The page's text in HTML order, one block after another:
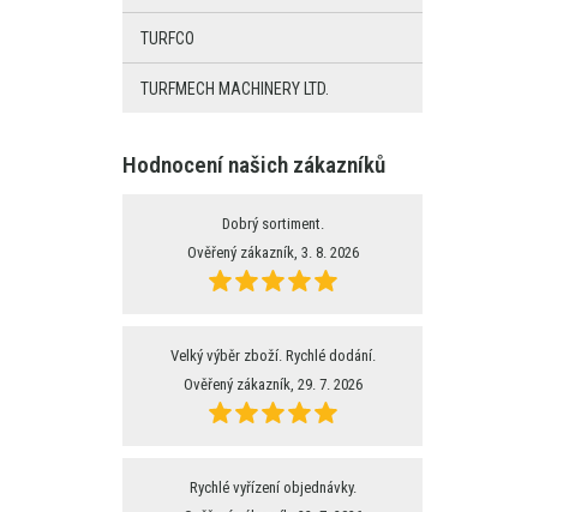
TURFCO
TURFMECH MACHINERY LTD.
Hodnocení našich zákazníků
Dobrý sortiment.
Ověřený zákazník, 3. 8. 2026
Velký výběr zboží. Rychlé dodání.
Ověřený zákazník, 29. 7. 2026
Rychlé vyřízení objednávky.